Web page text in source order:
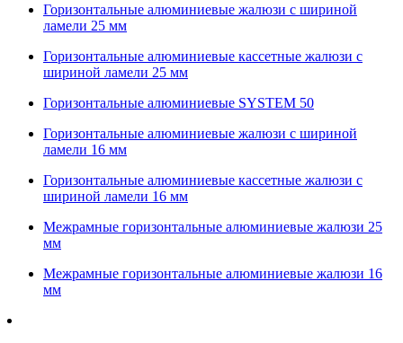
Горизонтальные алюминиевые жалюзи с шириной
ламели 25 мм
Горизонтальные алюминиевые кассетные жалюзи с
шириной ламели 25 мм
Горизонтальные алюминиевые SYSTEM 50
Горизонтальные алюминиевые жалюзи с шириной
ламели 16 мм
Горизонтальные алюминиевые кассетные жалюзи с
шириной ламели 16 мм
Межрамные горизонтальные алюминиевые жалюзи 25
мм
Межрамные горизонтальные алюминиевые жалюзи 16
мм